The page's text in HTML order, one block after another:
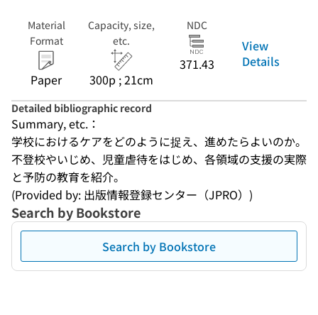
Material
Format
Paper
Capacity, size,
etc.
300p ; 21cm
NDC
371.43
View
Details
Detailed bibliographic record
Summary, etc.：
学校におけるケアをどのように捉え、進めたらよいのか。
不登校やいじめ、児童虐待をはじめ、各領域の支援の実際
と予防の教育を紹介。
(Provided by: 出版情報登録センター（JPRO）)
Search by Bookstore
Search by Bookstore